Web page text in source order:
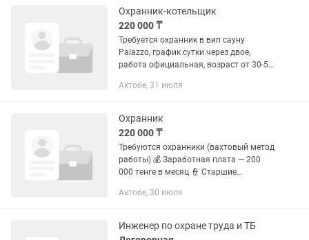
Охранник-котельщик
220 000 ₸
Требуется охранник в вип сауну
Palazzo, график сутки через двое,
работа официальная, возраст от 30-55
Актобе, 31 июля
Охранник
220 000 ₸
Требуются охранники (вахтовый метод
работы) 💰 Заработная плата — 200
000 тенге в месяц 👮 Старшие
Проживание, питание и проезд — за
Актобе, 30 июля
Инженер по охране труда и ТБ